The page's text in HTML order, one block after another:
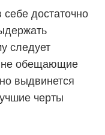
достаточно
следует
не обещающие
выдвинется
черты